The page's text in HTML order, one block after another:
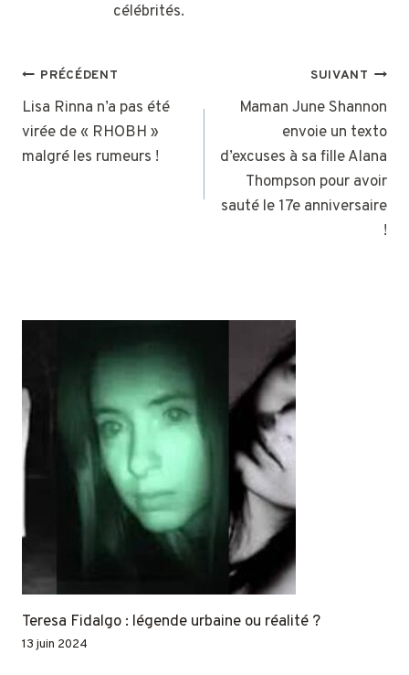
célébrités.
NAVIGATION
DE
L’ARTICLE
PRÉCÉDENT
Lisa Rinna n’a pas été
virée de « RHOBH »
malgré les rumeurs !
SUIVANT
Maman June Shannon
envoie un texto
d’excuses à sa fille Alana
Thompson pour avoir
sauté le 17e anniversaire
!
Teresa Fidalgo : légende urbaine ou réalité ?
13 juin 2024